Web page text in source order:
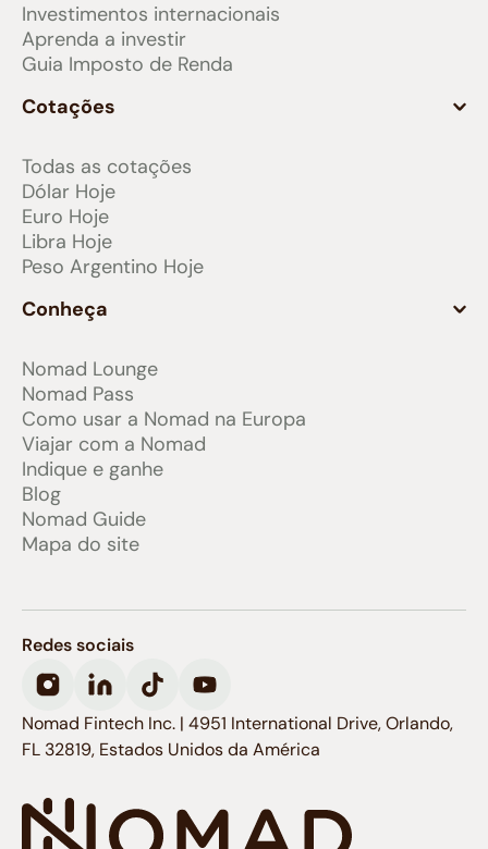
Investimentos internacionais
Aprenda a investir
Guia Imposto de Renda
Cotações
Todas as cotações
Dólar Hoje
Euro Hoje
Libra Hoje
Peso Argentino Hoje
Conheça
Nomad Lounge
Nomad Pass
Como usar a Nomad na Europa
Viajar com a Nomad
Indique e ganhe
Blog
Nomad Guide
Mapa do site
Redes sociais
Nomad Fintech Inc. | 4951 International Drive, Orlando,
FL 32819, Estados Unidos da América